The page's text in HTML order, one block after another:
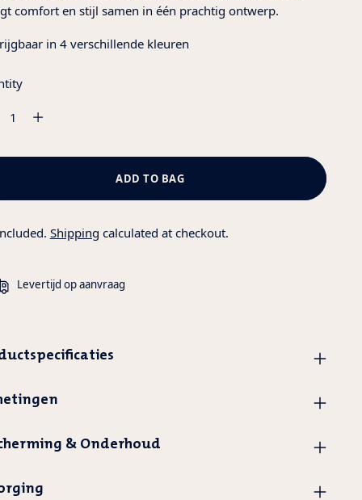
comfort en stijl samen in één prachtig ontwerp.
in 4 verschillende kleuren
ADD TO BAG
Shipping calculated at checkout.
Levertijd op aanvraag
& Onderhoud